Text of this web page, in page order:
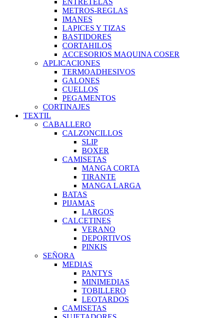
ENTRETELAS
METROS-REGLAS
IMANES
LAPICES Y TIZAS
BASTIDORES
CORTAHILOS
ACCESORIOS MAQUINA COSER
APLICACIONES
TERMOADHESIVOS
GALONES
CUELLOS
PEGAMENTOS
CORTINAJES
TEXTIL
CABALLERO
CALZONCILLOS
SLIP
BOXER
CAMISETAS
MANGA CORTA
TIRANTE
MANGA LARGA
BATAS
PIJAMAS
LARGOS
CALCETINES
VERANO
DEPORTIVOS
PINKIS
SEÑORA
MEDIAS
PANTYS
MINIMEDIAS
TOBILLERO
LEOTARDOS
CAMISETAS